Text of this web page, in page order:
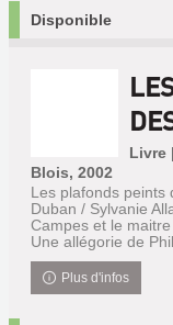
Disponible
Livre
Blois, 2002
Les plafonds peints
Duban / Sylvanie
Campes et le
Une allégorie de
Plus d'infos